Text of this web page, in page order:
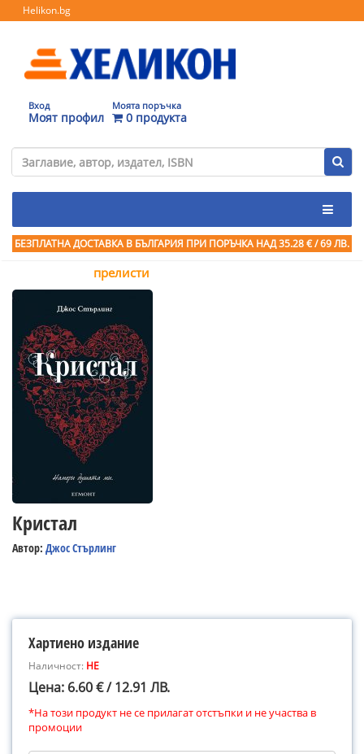
Helikon.bg
Вход
Моят профил
Моята поръчка
0 продукта
БЕЗПЛАТНА ДОСТАВКА В БЪЛГАРИЯ ПРИ ПОРЪЧКА НАД 35.28 € / 69 ЛВ.
прелисти
Кристал
Автор: Джос Стърлинг
Хартиено издание
Наличност: НЕ
Цена: 6.60 € / 12.91 ЛВ.
*На този продукт не се прилагат отстъпки и не участва в
промоции